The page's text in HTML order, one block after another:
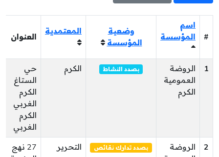
#
اسم
المؤسسة
وضعية
المؤسسة
المعتمدية
العنوان
1
الروضة
العمومية
الكرم
بصدد النشاط الكرم
حي
الستاغ
الكرم
الغربي
الكرم
الغربي
2
الروضة
بصدد تدارك نقائص التحرير
27 نهج